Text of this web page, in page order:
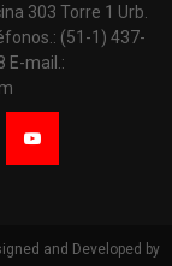
303 Torre 1 Urb.
(51-1) 437-
E-mail.:
and Developed by